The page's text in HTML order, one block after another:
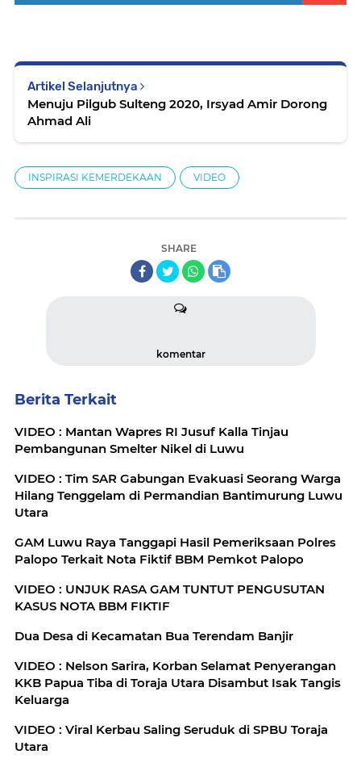
Artikel Selanjutnya
Menuju Pilgub Sulteng 2020, Irsyad Amir Dorong
Ahmad Ali
INSPIRASI KEMERDEKAAN VIDEO
SHARE
komentar
Berita Terkait
VIDEO : Mantan Wapres RI Jusuf Kalla Tinjau
Pembangunan Smelter Nikel di Luwu
VIDEO : Tim SAR Gabungan Evakuasi Seorang Warga
Hilang Tenggelam di Permandian Bantimurung Luwu
Utara
GAM Luwu Raya Tanggapi Hasil Pemeriksaan Polres
Palopo Terkait Nota Fiktif BBM Pemkot Palopo
VIDEO : UNJUK RASA GAM TUNTUT PENGUSUTAN
KASUS NOTA BBM FIKTIF
Dua Desa di Kecamatan Bua Terendam Banjir
VIDEO : Nelson Sarira, Korban Selamat Penyerangan
KKB Papua Tiba di Toraja Utara Disambut Isak Tangis
Keluarga
VIDEO : Viral Kerbau Saling Seruduk di SPBU Toraja
Utara